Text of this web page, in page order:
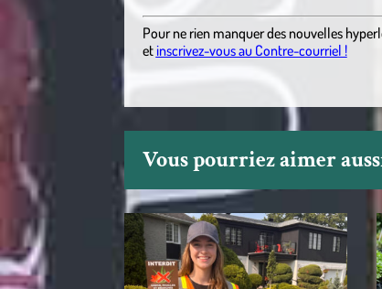
Pour ne rien manquer des nouvelles
etinscrivez-vous au Contre-courriel !
Vous pourriez aimer